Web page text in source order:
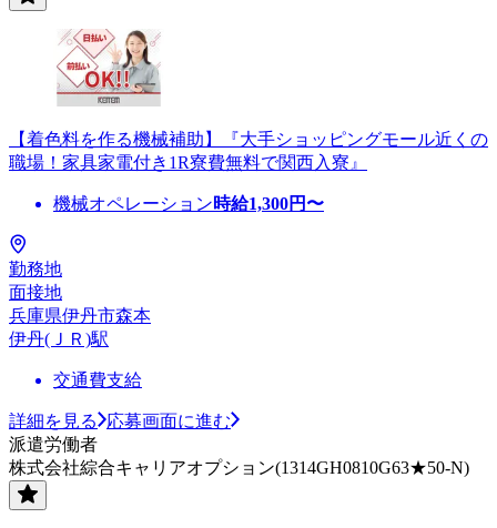
【着色料を作る機械補助】『大手ショッピングモール近くの
職場！家具家電付き1R寮費無料で関西入寮』
機械オペレーション時給1,300円〜
勤務地
面接地
兵庫県伊丹市森本
伊丹(ＪＲ)駅
交通費支給
詳細を見る
応募画面に進む
派遣労働者
株式会社綜合キャリアオプション(1314GH0810G63★50-N)